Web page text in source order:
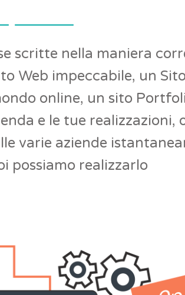
scritte nella maniera
Web impeccabile, un
online, un sito
e le tue realizzazioni,
varie aziende
possiamo realizzarlo